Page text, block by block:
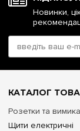
Новинки,
КАТАЛОГ
Розетки та
Щити електричні